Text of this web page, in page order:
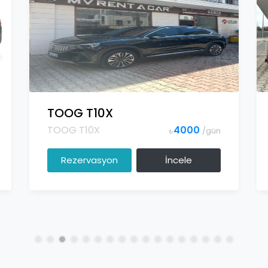
TOOG T10X
TOOG T10X ₺4000 /gün
Rezervasyon İncele